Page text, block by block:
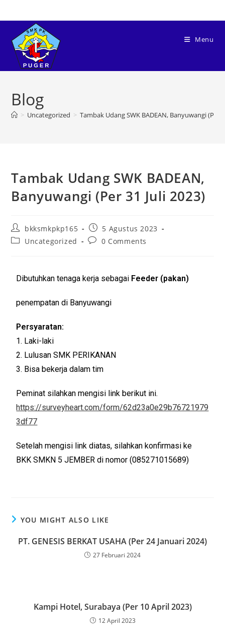
Menu
Blog
> Uncategorized > Tambak Udang SWK BADEAN, Banyuwangi (Per
Tambak Udang SWK BADEAN,
Banyuwangi (Per 31 Juli 2023)
bkksmkpkp165
5 Agustus 2023
Uncategorized
0 Comments
Dibutuhkan tenaga kerja sebagai Feeder (pakan)
penempatan di Banyuwangi
Persyaratan:
1. Laki-laki
2. Lulusan SMK PERIKANAN
3. Bisa bekerja dalam tim
Peminat silahkan mengisi link berikut ini.
https://surveyheart.com/form/62d23a0e29b76721979
3df77
Setelah mengisi link diatas, silahkan konfirmasi ke
BKK SMKN 5 JEMBER di nomor (085271015689)
YOU MIGHT ALSO LIKE
PT. GENESIS BERKAT USAHA (Per 24 Januari 2024)
27 Februari 2024
Kampi Hotel, Surabaya (Per 10 April 2023)
12 April 2023